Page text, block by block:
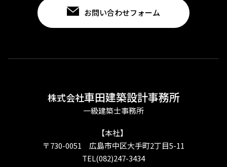
お問い合わせフォーム
株式会社車田建築設計事務所
一級建築士事務所
【本社】
〒730-0051 広島市中区大手町2丁目5-11
TEL(082)247-3434